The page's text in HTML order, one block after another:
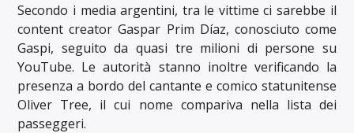
Secondo i media argentini, tra le vittime ci sarebbe il
content creator Gaspar Prim Díaz, conosciuto come
Gaspi, seguito da quasi tre milioni di persone su
YouTube. Le autorità stanno inoltre verificando la
presenza a bordo del cantante e comico statunitense
Oliver Tree, il cui nome compariva nella lista dei
passeggeri.